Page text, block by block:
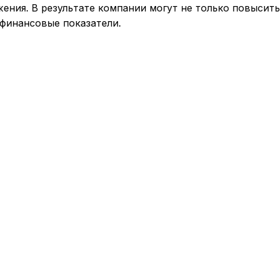
В результате компании могут не только повысить
показатели.